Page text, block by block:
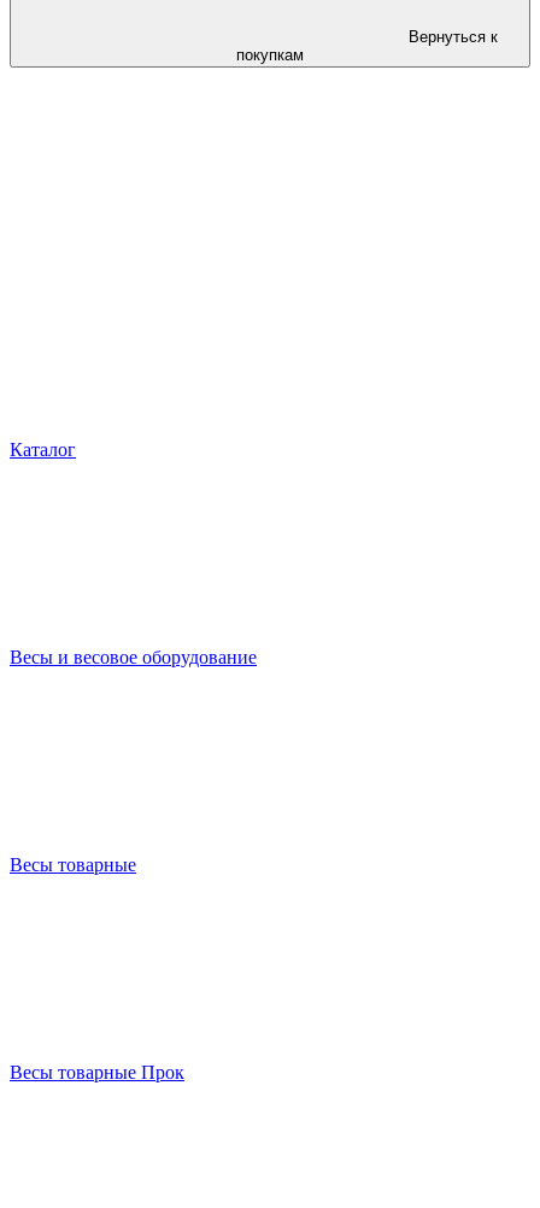
Вернуться к
покупкам
Каталог
Весы и весовое оборудование
Весы товарные
Весы товарные Прок